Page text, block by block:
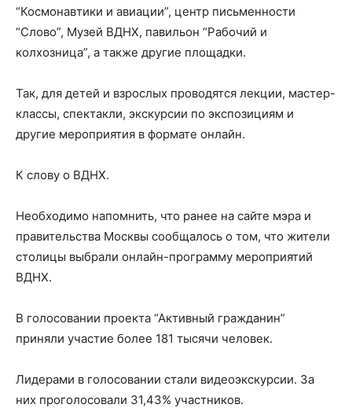
“Космонавтики и авиации”, центр письменности
“Слово”, Музей ВДНХ, павильон “Рабочий и
колхозница”, а также другие площадки.
Так, для детей и взрослых проводятся лекции, мастер-
классы, спектакли, экскурсии по экспозициям и
другие мероприятия в формате онлайн.
К слову о ВДНХ.
Необходимо напомнить, что ранее на сайте мэра и
правительства Москвы сообщалось о том, что жители
столицы выбрали онлайн-программу мероприятий
ВДНХ.
В голосовании проекта “Активный гражданин”
приняли участие более 181 тысячи человек.
Лидерами в голосовании стали видеоэкскурсии. За
них проголосовали 31,43% участников.